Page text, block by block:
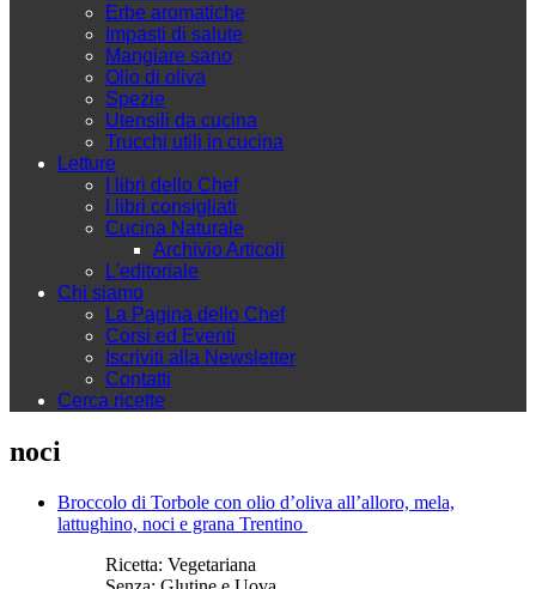
Erbe aromatiche
Impasti di salute
Mangiare sano
Olio di oliva
Spezie
Utensili da cucina
Trucchi utili in cucina
Letture
I libri dello Chef
I libri consigliati
Cucina Naturale
Archivio Articoli
L'editoriale
Chi siamo
La Pagina dello Chef
Corsi ed Eventi
Iscriviti alla Newsletter
Contatti
Cerca ricette
noci
Broccolo di Torbole con olio d’oliva all’alloro, mela,
lattughino, noci e grana Trentino
Ricetta: Vegetariana